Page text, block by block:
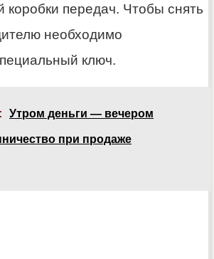
коробки передач. Чтобы снять
необходимо
ключ.
Утром деньги — вечером
при продаже